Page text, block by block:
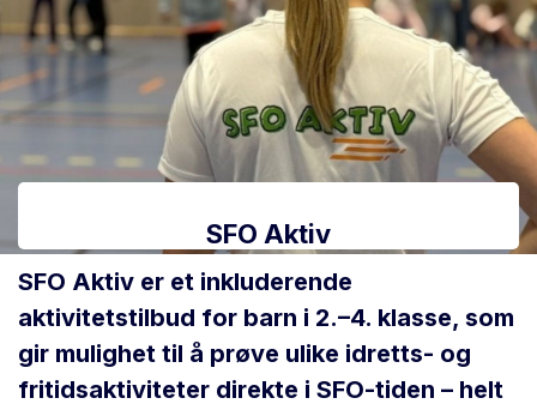
SFO Aktiv
SFO Aktiv er et inkluderende
aktivitetstilbud for barn i 2.–4. klasse, som
gir mulighet til å prøve ulike idretts- og
fritidsaktiviteter direkte i SFO-tiden – helt